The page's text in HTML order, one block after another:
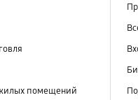
помещений